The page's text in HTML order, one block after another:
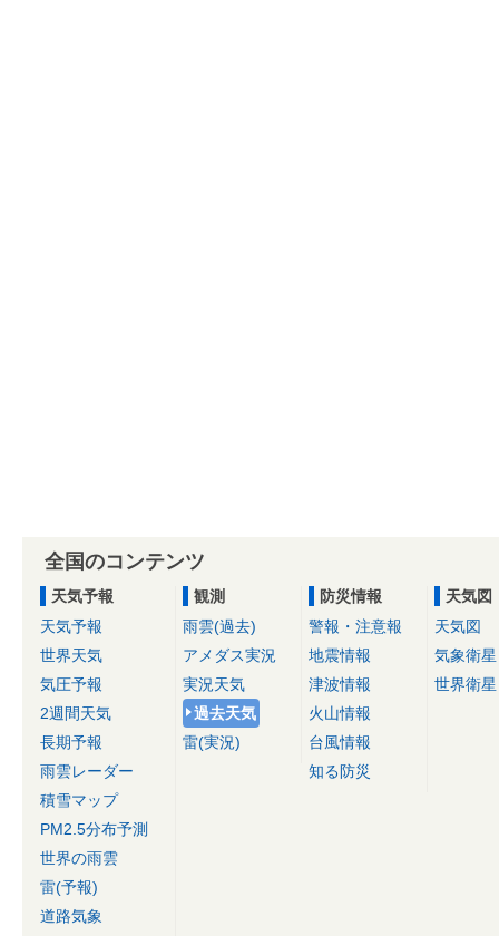
全国のコンテンツ
天気予報
天気予報
世界天気
気圧予報
2週間天気
長期予報
雨雲レーダー
積雪マップ
PM2.5分布予測
世界の雨雲
雷(予報)
道路気象
観測
雨雲(過去)
アメダス実況
実況天気
過去天気
雷(実況)
防災情報
警報・注意報
地震情報
津波情報
火山情報
台風情報
知る防災
天気図
天気図
気象衛星
世界衛星